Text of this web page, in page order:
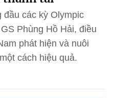
đầu các kỳ Olympic
Phùng Hồ Hải, điều
phát hiện và nuôi
cách hiệu quả.